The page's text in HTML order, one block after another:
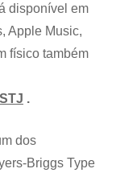
disponível em
Apple Music,
físico também
.
dos
Briggs Type